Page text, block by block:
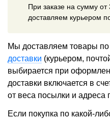
При заказе на сумму
доставляем курьером
Мы доставляем товары по
доставки (курьером,
выбирается при
доставки включается в
от веса посылки и адреса
Если покупка по какой-